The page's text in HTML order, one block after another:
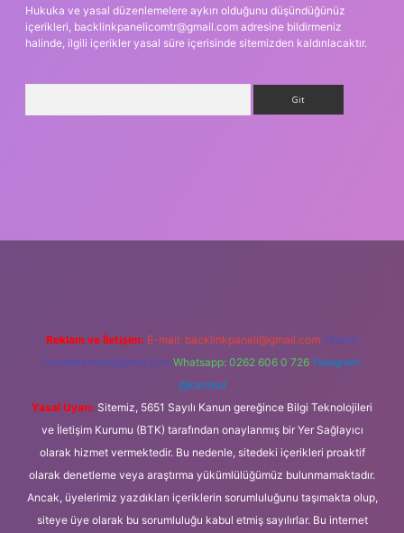
Hukuka ve yasal düzenlemelere aykırı olduğunu düşündüğünüz
içerikleri, backlinkpanelicomtr@gmail.com adresine bildirmeniz
halinde, ilgili içerikler yasal süre içerisinde sitemizden kaldırılacaktır.
Reklam ve İletişim: E-mail: backlinkpaneli@gmail.com Teams:
forumhizmeti@gmail.com Whatsapp: 0262 606 0 726 Telegram:
@karabul
Yasal Uyarı: Sitemiz, 5651 Sayılı Kanun gereğince Bilgi Teknolojileri
ve İletişim Kurumu (BTK) tarafından onaylanmış bir Yer Sağlayıcı
olarak hizmet vermektedir. Bu nedenle, sitedeki içerikleri proaktif
olarak denetleme veya araştırma yükümlülüğümüz bulunmamaktadır.
Ancak, üyelerimiz yazdıkları içeriklerin sorumluluğunu taşımakta olup,
siteye üye olarak bu sorumluluğu kabul etmiş sayılırlar. Bu internet